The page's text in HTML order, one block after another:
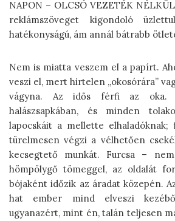
NAPON – OLCSÓ VEZETÉK
reklámszöveget kigondoló
hatékonyságú, ám annál bátrabb
Nem is miatta veszem el a papírt.
veszi el, mert hirtelen „okosórára”
vágyna. Az idős férfi az
halászsapkában, és minden
lapocskáit a mellette
türelmesen végzi a vélhetően
kecsegtető munkát. Furcsa –
hömpölygő tömeggel, az oldalát
bójaként időzik az áradat közepén.
hat ember mind elveszi
ugyanazért, mint én, talán teljesen